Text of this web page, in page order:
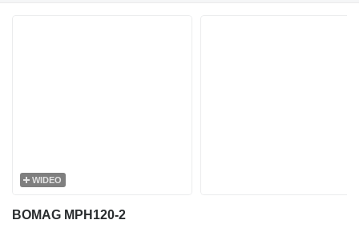
WIDEO
BOMAG MPH120-2